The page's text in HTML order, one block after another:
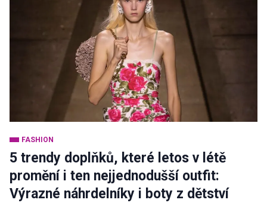
FASHION
5 trendy doplňků, které letos v létě
promění i ten nejjednodušší outfit:
Výrazné náhrdelníky i boty z dětství